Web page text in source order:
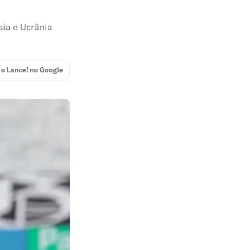
e Ucrânia
Lance! no Google